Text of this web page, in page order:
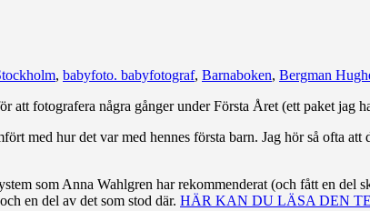
, babyfoto. babyfotograf, Barnaboken, Bergman
att fotografera några gånger under Första Året (ett paket jag
med hur det var med hennes första barn. Jag hör så ofta
som Anna Wahlgren har rekommenderat (och fått en
en del av det som stod där. HÄR KAN DU LÄSA DEN